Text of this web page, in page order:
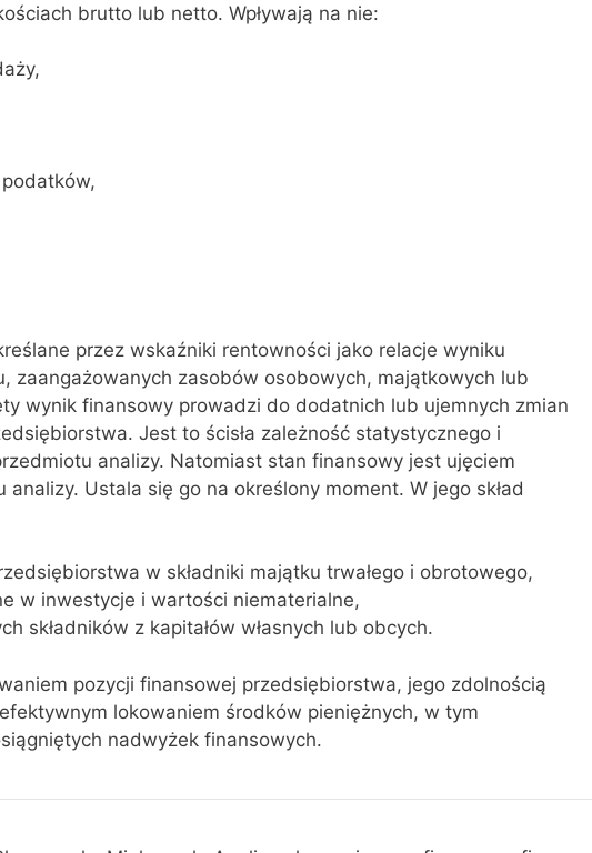
brutto lub netto. Wpływają na nie:
przez wskaźniki rentowności jako relacje wyniku
zaangażowanych zasobów osobowych, majątkowych lub
wynik finansowy prowadzi do dodatnich lub ujemnych zmian
Jest to ścisła zależność statystycznego i
analizy. Natomiast stan finansowy jest ujęciem
Ustala się go na określony moment. W jego skład
w składniki majątku trwałego i obrotowego,
w inwestycje i wartości niematerialne,
składników z kapitałów własnych lub obcych.
pozycji finansowej przedsiębiorstwa, jego zdolnością
lokowaniem środków pieniężnych, w tym
nadwyżek finansowych.